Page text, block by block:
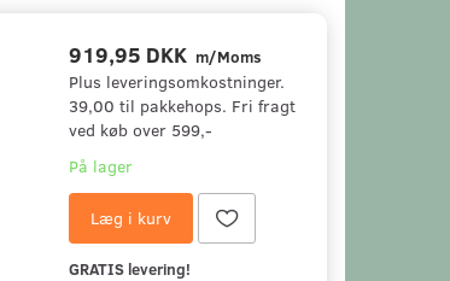
919,95 DKK m/Moms
Plus leveringsomkostninger.
39,00 til pakkehops. Fri fragt
ved køb over 599,-
På lager
Læg i kurv
GRATIS levering!